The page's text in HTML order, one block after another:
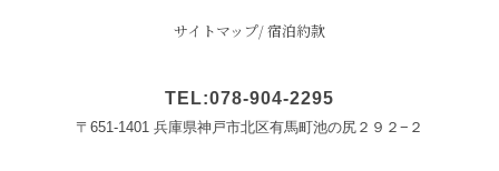
サイトマップ 宿泊約款
TEL:078-904-2295
〒651-1401 兵庫県神戸市北区有馬町池の尻２９２−２